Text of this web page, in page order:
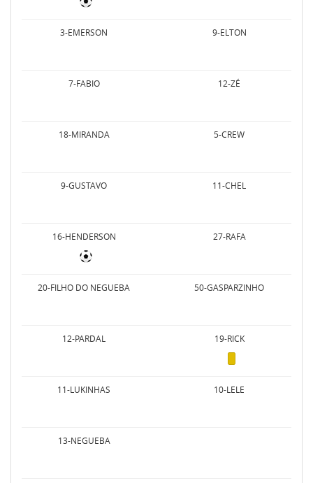
3-EMERSON 9-ELTON
7-FABIO 12-ZÉ
18-MIRANDA 5-CREW
9-GUSTAVO 11-CHEL
16-HENDERSON 27-RAFA
20-FILHO DO NEGUEBA 50-GASPARZINHO
12-PARDAL 19-RICK
11-LUKINHAS 10-LELE
13-NEGUEBA